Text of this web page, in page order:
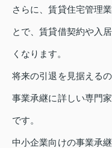
さらに、賃貸住宅管理
とで、賃貸借契約や入
くなります。
将来の引退を見据える
事業承継に詳しい専門
です。
中小企業向けの事業承